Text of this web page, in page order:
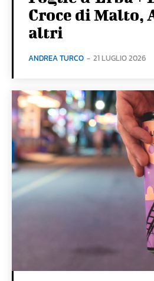
Croce di Malto,
altri
ANDREA TURCO - 21 LUGLIO 2026